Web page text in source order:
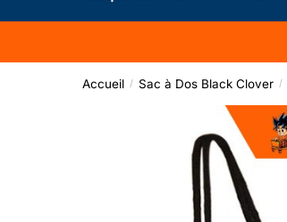
Accueil / Sac à Dos Black Clover /